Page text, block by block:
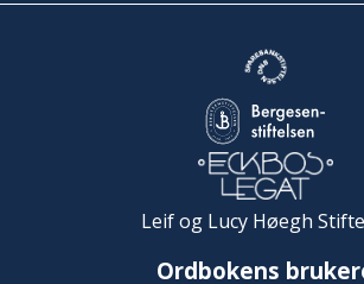
Leif og Lucy Høegh
Ordbokens